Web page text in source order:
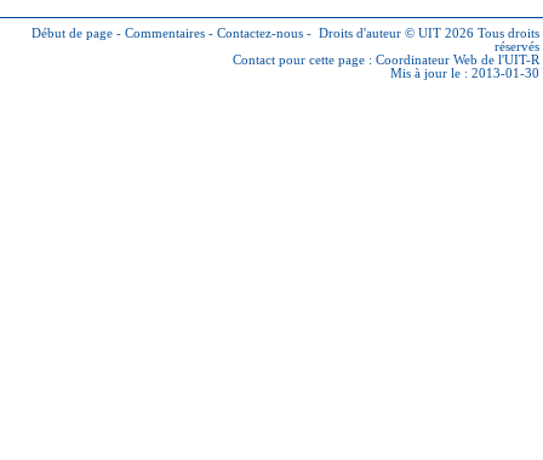
Début de page - Commentaires - Contactez-nous - Droits d'auteur © UIT 2026 Tous droits
réservés
Contact pour cette page : Coordinateur Web de l'UIT-R
Mis à jour le : 2013-01-30